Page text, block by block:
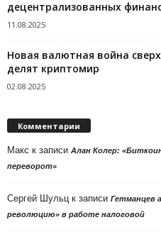
децентрализованных
11.08.2025
Новая валютная война
делят криптомир
02.08.2025
Комментарии
Макс к записи Алан Колер:
переворот»
Сергей Шульцк записи Гетманцев
революцию» в работе налоговой